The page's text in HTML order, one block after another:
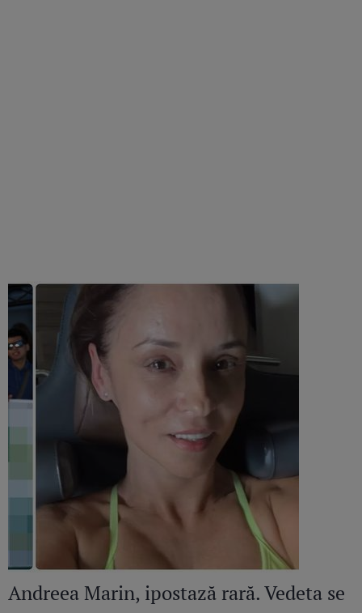
Andreea Marin, ipostază rară. Vedeta se